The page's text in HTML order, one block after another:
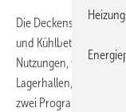
Die
und Kühlbetrieb in
Nutzungen, wie
Lagerhallen,
zwei